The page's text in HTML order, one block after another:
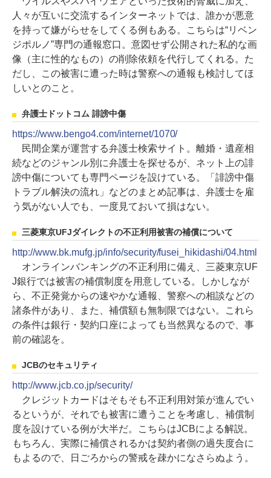
人々が互いに交流するインターネットでは、誰かが悪意
を持って嫌がらせをしてくる例もある。こちらは“リベン
ジポルノ”専門の通報窓口。意図せず公開された私的な画
像（主に性的なもの）の削除依頼を代行してくれる。た
だし、この被害に遭った時は警察への通報も検討してほ
しいとのこと。
弁護士ドットコム 誹謗中傷
https://www.bengo4.com/internet/1070/
民間企業が運営する弁護士検索サイト。離婚・遺産相
続などのジャンル別に弁護士を探せるが、ネット上の誹
謗中傷についても専門ページを設けている。「誹謗中傷
トラブル解決の流れ」などのまとめ記事は、弁護士を雇
う気がない人でも、一度見ておいて損はない。
三菱東京UFJダイレクトの不正利用被害の補償について
http://www.bk.mufg.jp/info/security/fusei_hikidashi/04.html
オンラインバンキングの不正利用に備え、三菱東京UF
J銀行では被害の補償制度を用意している。しかしなが
ら、不正発覚からの速やかな通報、警察への相談などの
諸条件があり、また、補償額も無制限ではない。これら
の条件は銀行・契約口座によっても当然異なるので、事
前の確認を。
JCBのセキュリティ
http://www.jcb.co.jp/security/
クレジットカードはそもそも不正利用対策が進んでい
るというが、それでも被害に遭うことを考慮し、補償制
度を設けている例が大半だ。こちらはJCBによる解説。
もちろん、実際に補償されるかは契約者側の過失度合に
もよるので、日ごろからの警戒を疎かになさらぬよう。